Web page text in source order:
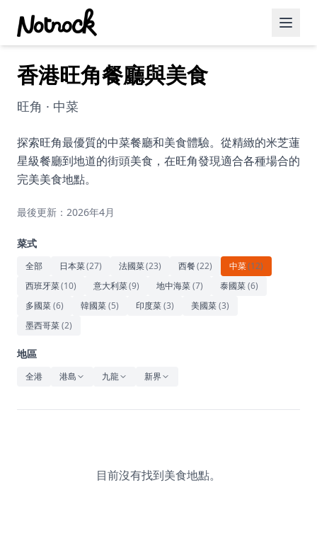
精選活動
博客文章
約會好去處
美食佳餚
藝術文化
休閒
音樂
香港旺角餐廳與美食
旺角 · 中菜
探索旺角最優質的中菜餐廳和美食體驗。從精緻的米芝蓮
星級餐廳到地道的街頭美食，在旺角發現適合各種場合的
完美美食地點。
最後更新：2026年4月
菜式
全部 日本菜(27) 法國菜(23) 西餐(22) 中菜(12)
西班牙菜(10) 意大利菜(9) 地中海菜(7) 泰國菜(6)
多國菜(6) 韓國菜(5) 印度菜(3) 美國菜(3)
墨西哥菜(2)
地區
全港 港島 九龍 新界
目前沒有找到美食地點。